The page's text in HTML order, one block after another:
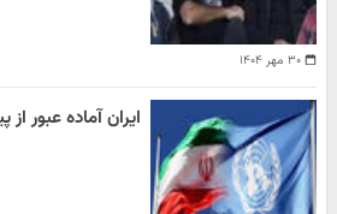
۳۰ مهر ۱۴۰۴
ایران آماده عبور از